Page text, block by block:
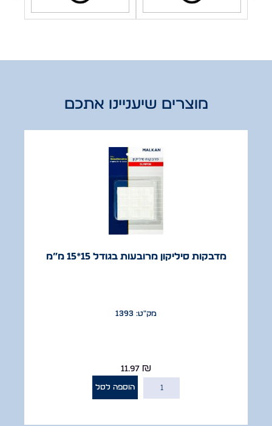
מוצרים שיעניינו אתכם
מדבקות סיליקון מרובעות בגודל 15*15 מ”מ
מק"ט: 1393
11.97₪
הוספה לסל